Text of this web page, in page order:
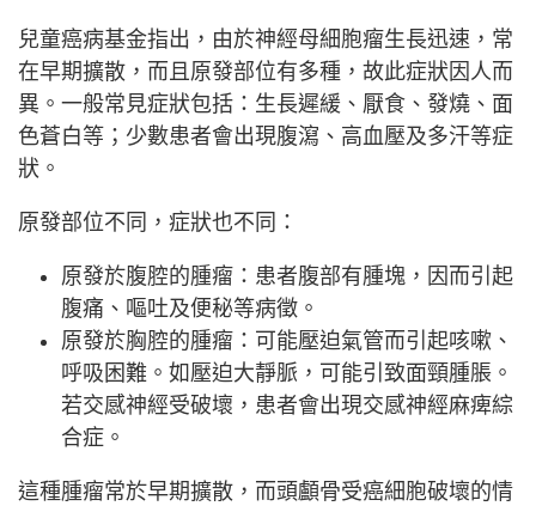
兒童癌病基金指出，由於神經母細胞瘤生長迅速，常
在早期擴散，而且原發部位有多種，故此症狀因人而
異。一般常見症狀包括：生長遲緩、厭食、發燒、面
色蒼白等；少數患者會出現腹瀉、高血壓及多汗等症
狀。
原發部位不同，症狀也不同：
原發於腹腔的腫瘤：患者腹部有腫塊，因而引起
腹痛、嘔吐及便秘等病徵。
原發於胸腔的腫瘤：可能壓迫氣管而引起咳嗽、
呼吸困難。如壓迫大靜脈，可能引致面頸腫脹。
若交感神經受破壞，患者會出現交感神經麻痺綜
合症。
這種腫瘤常於早期擴散，而頭顱骨受癌細胞破壞的情